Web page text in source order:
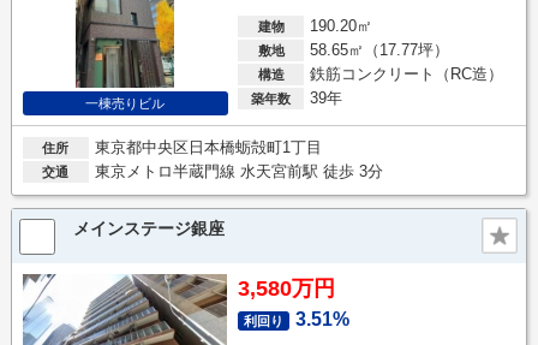
一棟売りビル
建物 190.20㎡
敷地 58.65㎡（17.77坪）
構造 鉄筋コンクリート（RC造）
築年数 39年
住所 東京都中央区日本橋蛎殻町1丁目
交通 東京メトロ半蔵門線 水天宮前駅 徒歩 3分
メインステージ銀座
3,580万円
利回り 3.51%